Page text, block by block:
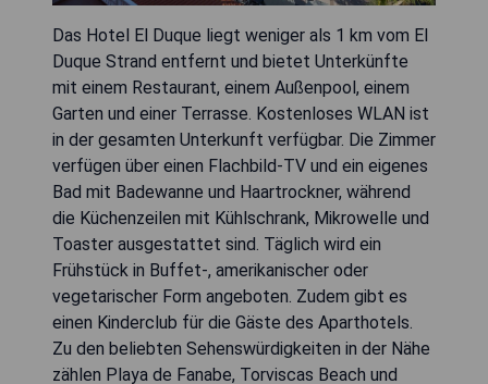
Das Hotel El Duque liegt weniger als 1 km vom El
Duque Strand entfernt und bietet Unterkünfte
mit einem Restaurant, einem Außenpool, einem
Garten und einer Terrasse. Kostenloses WLAN ist
in der gesamten Unterkunft verfügbar. Die Zimmer
verfügen über einen Flachbild-TV und ein eigenes
Bad mit Badewanne und Haartrockner, während
die Küchenzeilen mit Kühlschrank, Mikrowelle und
Toaster ausgestattet sind. Täglich wird ein
Frühstück in Buffet-, amerikanischer oder
vegetarischer Form angeboten. Zudem gibt es
einen Kinderclub für die Gäste des Aparthotels.
Zu den beliebten Sehenswürdigkeiten in der Nähe
zählen Playa de Fanabe, Torviscas Beach und